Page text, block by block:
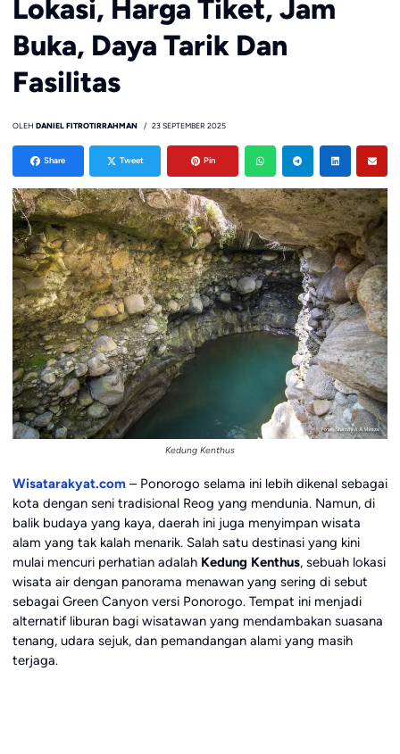
Lokasi, Harga Tiket, Jam
Buka, Daya Tarik Dan
Fasilitas
OLEH DANIEL FITROTIRRAHMAN 23 SEPTEMBER 2025
Share Tweet Pin
Kedung Kenthus
Wisatarakyat.com– Ponorogo selama ini lebih dikenal sebagai
kota dengan seni tradisional Reog yang mendunia. Namun, di
balik budaya yang kaya, daerah ini juga menyimpan wisata
alam yang tak kalah menarik. Salah satu destinasi yang kini
mulai mencuri perhatian adalah Kedung Kenthus, sebuah lokasi
wisata air dengan panorama menawan yang sering di sebut
sebagai Green Canyon versi Ponorogo. Tempat ini menjadi
alternatif liburan bagi wisatawan yang mendambakan suasana
tenang, udara sejuk, dan pemandangan alami yang masih
terjaga.